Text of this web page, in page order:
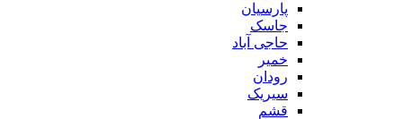
پارسیان
جاسک
حاجی آباد
خمیر
رودان
سیریک
قشم